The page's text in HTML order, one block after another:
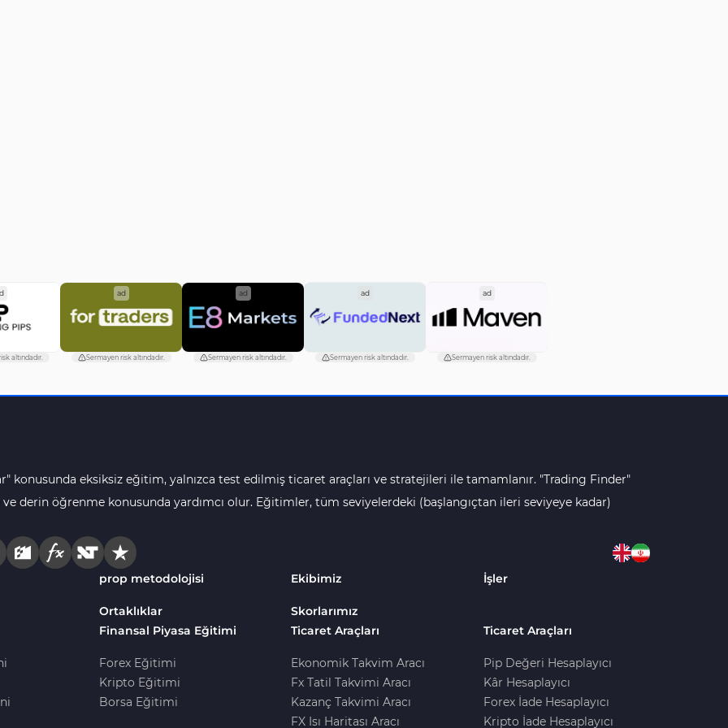
altındadır.
ad
Sermayen risk altındadır.
ad
Sermayen risk altındadır.
ad
Sermayen risk altındadır.
ad
Sermayen risk altındadır.
konusunda eksiksiz eğitim, yalnızca test edilmiş ticaret araçları ve stratejileri ile tamamlanır. "Trading Finder"
derin öğrenme konusunda yardımcı olur. Eğitimler, tüm seviyelerdeki (başlangıçtan ileri seviyeye kadar)
prop metodolojisi Ekibimiz İşler
Ortaklıklar
Skorlarımız
Finansal Piyasa Eğitimi
Forex Eğitimi
Kripto Eğitimi
Borsa Eğitimi
Ticaret Araçları
Ekonomik Takvim Aracı
Fx Tatil Takvimi Aracı
Kazanç Takvimi Aracı
FX Isı Haritası Aracı
Ticaret Araçları
Pip Değeri Hesaplayıcı
Kâr Hesaplayıcı
Forex İade Hesaplayıcı
Kripto İade Hesaplayıcı